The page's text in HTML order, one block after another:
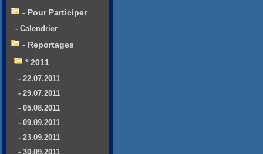
- Pour Participer
- Calendrier
- Reportages
* 2011
- 22.07.2011
- 29.07.2011
- 05.08.2011
- 09.09.2011
- 23.09.2011
- 30.09.2011